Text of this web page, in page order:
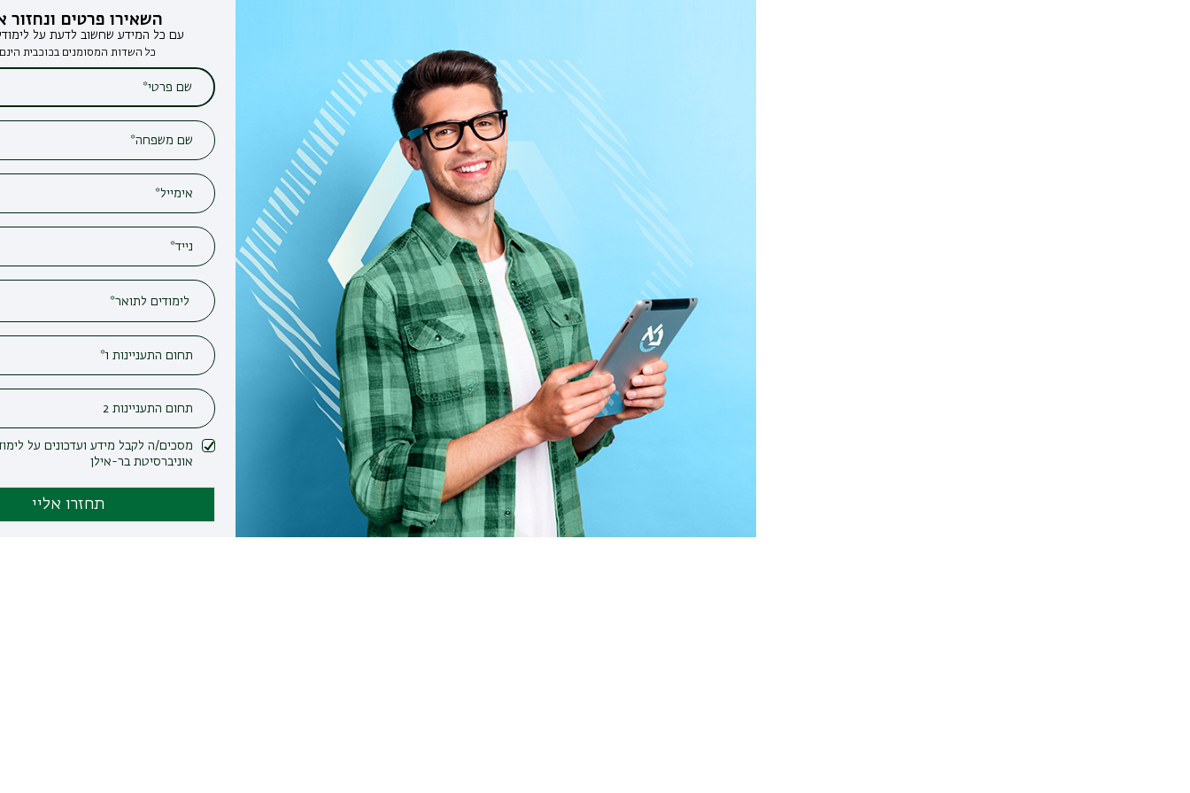
השאירו פרטים ונחזור אליכם
עם כל המידע שחשוב לדעת על לימודים בבר-אילן
כל השדות המסומנים בכוכבית הינם חובה*
מסכים/ה לקבל מידע ועדכונים על לימודים ופעילות
אוניברסיטת בר-אילן